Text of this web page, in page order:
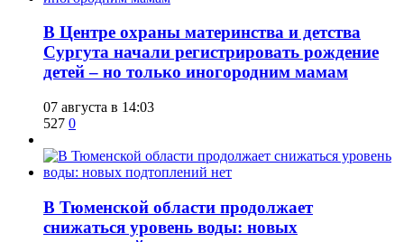
​В Центре охраны материнства и детства
Сургута начали регистрировать рождение
детей – но только иногородним мамам
07 августа в 14:03
527 0
​В Тюменской области продолжает
снижаться уровень воды: новых